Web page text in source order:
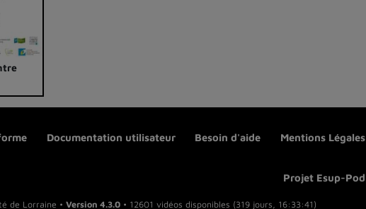
Documentation utilisateur Besoin d'aide Mentions Légales
Projet Esup-Pod
de Lorraine • Version 4.3.0 • 12601 vidéos disponibles (319 jours, 16:33:41)